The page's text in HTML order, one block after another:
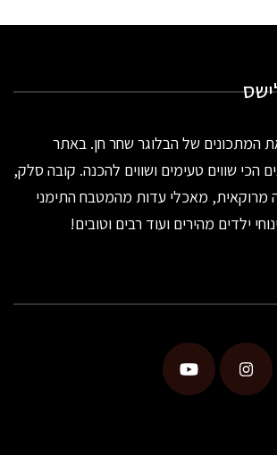
המתכונים של הבלוגר שחר חן. באתר
הכי שווים טעימים ושווים להכנה. קובה סלק,
מרוקאית, מאכלי עדות מהמטבח התימני
ילדים מהירים ועוד רבים וטובים!